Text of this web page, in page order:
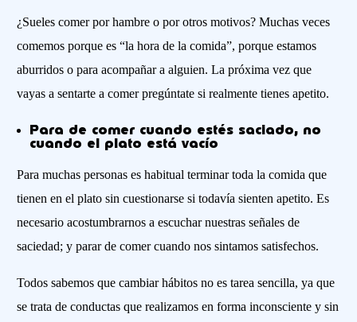
¿Sueles comer por hambre o por otros motivos? Muchas veces
comemos porque es “la hora de la comida”, porque estamos
aburridos o para acompañar a alguien. La próxima vez que
vayas a sentarte a comer pregúntate si realmente tienes apetito.
Para de comer cuando estés saciado, no
cuando el plato está vacío
Para muchas personas es habitual terminar toda la comida que
tienen en el plato sin cuestionarse si todavía sienten apetito. Es
necesario acostumbrarnos a escuchar nuestras señales de
saciedad; y parar de comer cuando nos sintamos satisfechos.
Todos sabemos que cambiar hábitos no es tarea sencilla, ya que
se trata de conductas que realizamos en forma inconsciente y sin